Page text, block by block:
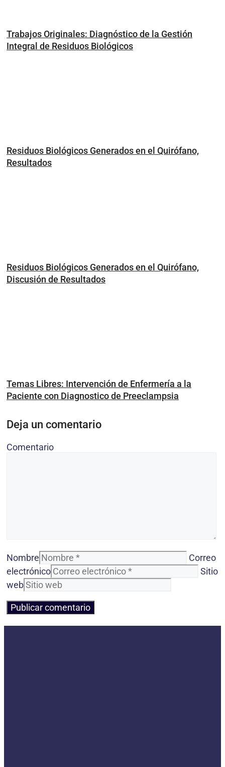
Trabajos Originales: Diagnóstico de la Gestión
Integral de Residuos Biológicos
Residuos Biológicos Generados en el Quirófano,
Resultados
Residuos Biológicos Generados en el Quirófano,
Discusión de Resultados
Temas Libres: Intervención de Enfermería a la
Paciente con Diagnostico de Preeclampsia
Deja un comentario
Comentario
Nombre
Correo
electrónico
Sitio
web